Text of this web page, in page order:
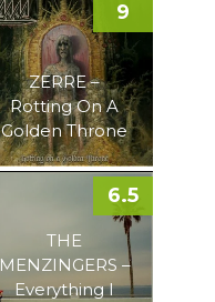
ZERRE –
Rotting On A
Golden Throne
9
THE
MENZINGERS –
Everything I
6.5